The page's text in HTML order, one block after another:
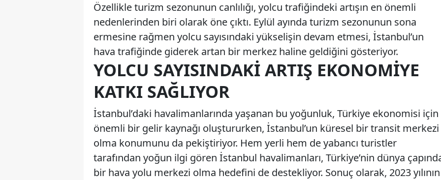
Özellikle turizm sezonunun canlılığı, yolcu trafiğindeki artışın en önemli
nedenlerinden biri olarak öne çıktı. Eylül ayında turizm sezonunun sona
ermesine rağmen yolcu sayısındaki yükselişin devam etmesi, İstanbul’un
hava trafiğinde giderek artan bir merkez haline geldiğini gösteriyor.
YOLCU SAYISINDAKI ARTIŞ EKONOMIYE
KATKI SAĞLIYOR
İstanbul’daki havalimanlarında yaşanan bu yoğunluk, Türkiye ekonomisi için
önemli bir gelir kaynağı oluştururken, İstanbul’un küresel bir transit merkezi
olma konumunu da pekiştiriyor. Hem yerli hem de yabancı turistler
tarafından yoğun ilgi gören İstanbul havalimanları, Türkiye’nin dünya
bir hava yolu merkezi olma hedefini de destekliyor. Sonuç olarak, 2023 yılının